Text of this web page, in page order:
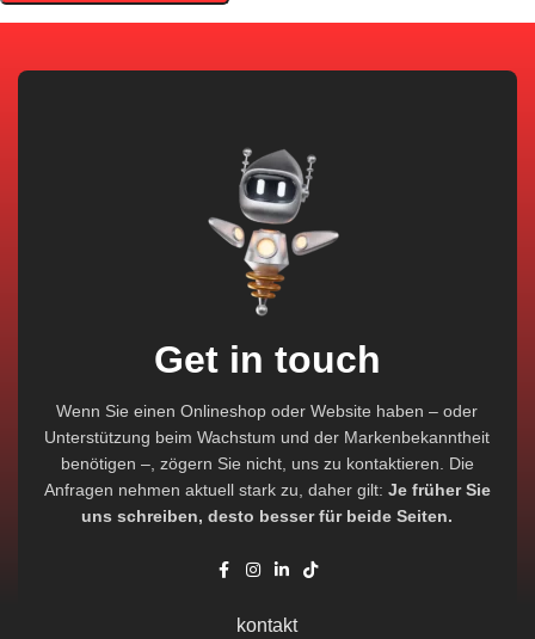
Get in touch
Wenn Sie einen Onlineshop oder Website haben – oder
Unterstützung beim Wachstum und der Markenbekanntheit
benötigen –, zögern Sie nicht, uns zu kontaktieren. Die
Anfragen nehmen aktuell stark zu, daher gilt: Je früher Sie
uns schreiben, desto besser für beide Seiten.
kontakt